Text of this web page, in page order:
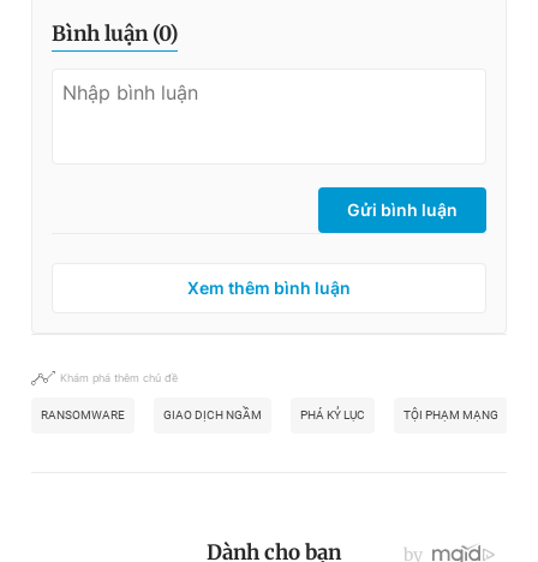
Bình luận (0)
Gửi bình luận
Xem thêm bình luận
Khám phá thêm chủ đề
RANSOMWARE GIAO DỊCH NGẦM PHÁ KỶ LỤC TỘI PHẠM MẠNG